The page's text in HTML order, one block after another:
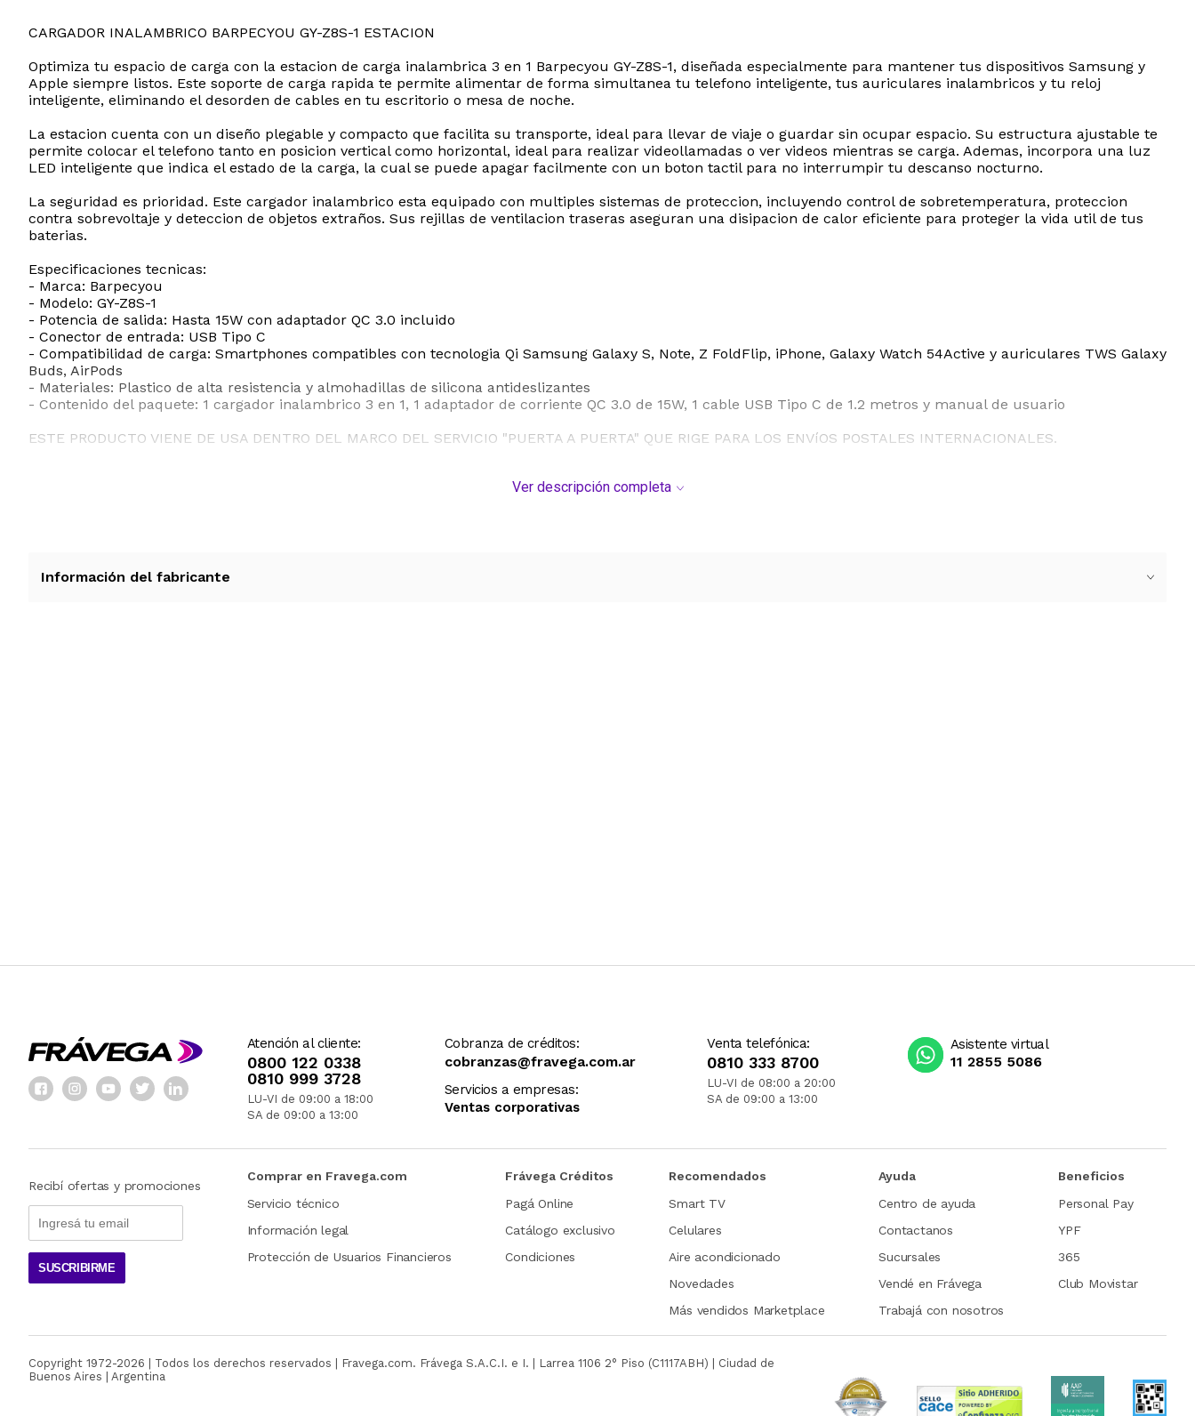
CARGADOR INALAMBRICO BARPECYOU GY-Z8S-1 ESTACION
Optimiza tu espacio de carga con la estacion de carga inalambrica 3 en 1 Barpecyou GY-Z8S-1, diseñada especialmente para mantener tus dispositivos Samsung y
Apple siempre listos. Este soporte de carga rapida te permite alimentar de forma simultanea tu telefono inteligente, tus auriculares inalambricos y tu reloj
inteligente, eliminando el desorden de cables en tu escritorio o mesa de noche.
La estacion cuenta con un diseño plegable y compacto que facilita su transporte, ideal para llevar de viaje o guardar sin ocupar espacio. Su estructura ajustable te
permite colocar el telefono tanto en posicion vertical como horizontal, ideal para realizar videollamadas o ver videos mientras se carga. Ademas, incorpora una luz
LED inteligente que indica el estado de la carga, la cual se puede apagar facilmente con un boton tactil para no interrumpir tu descanso nocturno.
La seguridad es prioridad. Este cargador inalambrico esta equipado con multiples sistemas de proteccion, incluyendo control de sobretemperatura, proteccion
contra sobrevoltaje y deteccion de objetos extraños. Sus rejillas de ventilacion traseras aseguran una disipacion de calor eficiente para proteger la vida util de tus
baterias.
Especificaciones tecnicas:
- Marca: Barpecyou
- Modelo: GY-Z8S-1
- Potencia de salida: Hasta 15W con adaptador QC 3.0 incluido
- Conector de entrada: USB Tipo C
- Compatibilidad de carga: Smartphones compatibles con tecnologia Qi Samsung Galaxy S, Note, Z FoldFlip, iPhone, Galaxy Watch 54Active y auriculares TWS Galaxy
Buds, AirPods
- Materiales: Plastico de alta resistencia y almohadillas de silicona antideslizantes
- Contenido del paquete: 1 cargador inalambrico 3 en 1, 1 adaptador de corriente QC 3.0 de 15W, 1 cable USB Tipo C de 1.2 metros y manual de usuario
ESTE PRODUCTO VIENE DE USA DENTRO DEL MARCO DEL SERVICIO "PUERTA A PUERTA" QUE RIGE PARA LOS ENVíOS POSTALES INTERNACIONALES.
Ver descripción completa
Información del fabricante
Atención al cliente:
0800 122 0338
0810 999 3728
LU-VI de 09:00 a 18:00
SA de 09:00 a 13:00
Cobranza de créditos:
cobranzas@fravega.com.ar
Servicios a empresas:
Ventas corporativas
Venta telefónica:
0810 333 8700
LU-VI de 08:00 a 20:00
SA de 09:00 a 13:00
Asistente virtual
11 2855 5086
Recibí ofertas y promociones
SUSCRIBIRME
Comprar en Fravega.com
Servicio técnico
Información legal
Protección de Usuarios Financieros
Frávega Créditos
Pagá Online
Catálogo exclusivo
Condiciones
Recomendados
Smart TV
Celulares
Aire acondicionado
Novedades
Más vendidos Marketplace
Ayuda
Centro de ayuda
Contactanos
Sucursales
Vendé en Frávega
Trabajá con nosotros
Beneficios
Personal Pay
YPF
365
Club Movistar
Copyright 1972-2026 | Todos los derechos reservados | Fravega.com. Frávega S.A.C.I. e I. | Larrea 1106 2° Piso (C1117ABH) | Ciudad de
Buenos Aires | Argentina